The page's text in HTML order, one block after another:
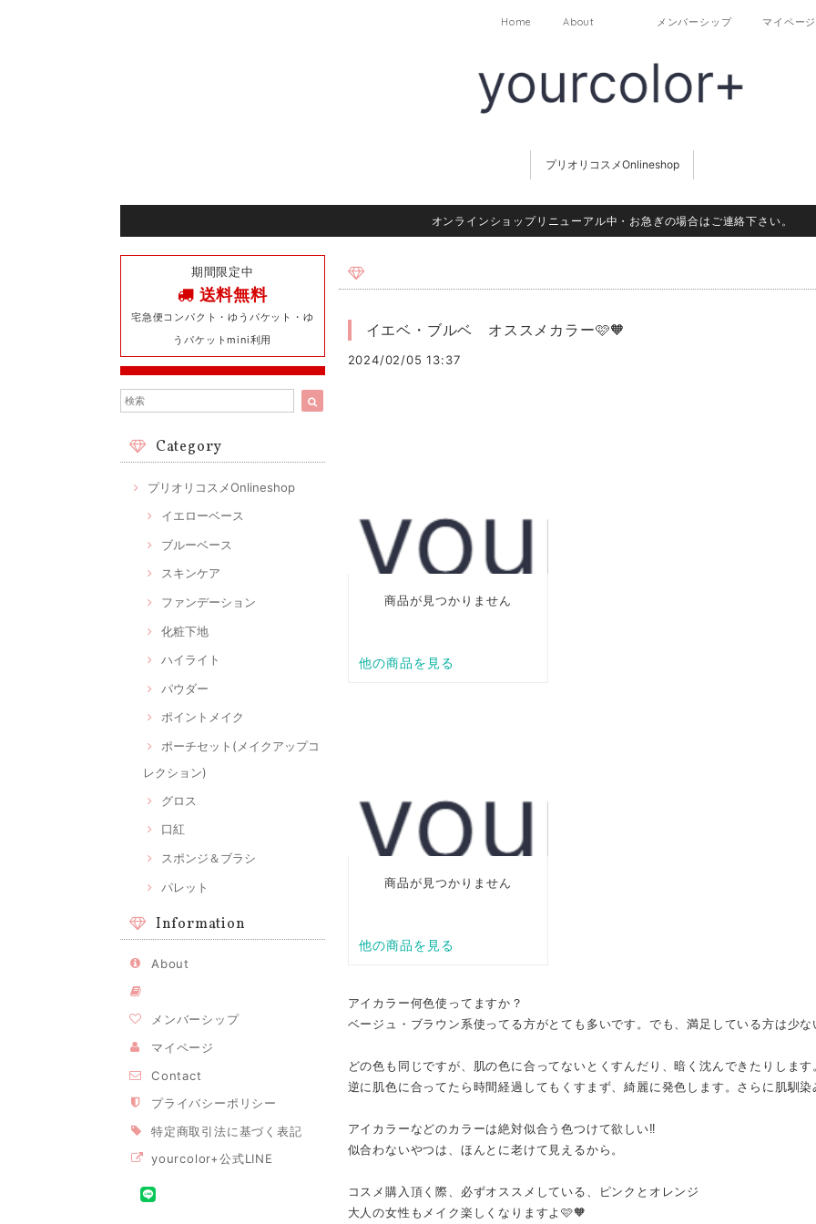
Home About メンバーシップ マイページ
プリオリコスメOnlineshop
オンラインショップリニューアル中・お急ぎの場合はご連絡下さい。
期間限定中
送料無料
宅急便コンパクト・ゆうパケット・ゆ
うパケットmini利用
Category
プリオリコスメOnlineshop
イエローベース
ブルーベース
スキンケア
ファンデーション
化粧下地
ハイライト
パウダー
ポイントメイク
ポーチセット(メイクアップコ
レクション)
グロス
口紅
スポンジ＆ブラシ
パレット
Information
About
メンバーシップ
マイページ
Contact
プライバシーポリシー
特定商取引法に基づく表記
yourcolor+公式LINE
イエベ・ブルベ オススメカラー🩷🧡
2024/02/05 13:37
アイカラー何色使ってますか？
ベージュ・ブラウン系使ってる方がとても多いです。でも、満足している方は少な
どの色も同じですが、肌の色に合ってないとくすんだり、暗く沈んできたりします
逆に肌色に合ってたら時間経過してもくすまず、綺麗に発色します。さらに肌馴染
アイカラーなどのカラーは絶対似合う色つけて欲しい‼️
似合わないやつは、ほんとに老けて見えるから。
コスメ購入頂く際、必ずオススメしている、ピンクとオレンジ
大人の女性もメイク楽しくなりますよ🩷🧡